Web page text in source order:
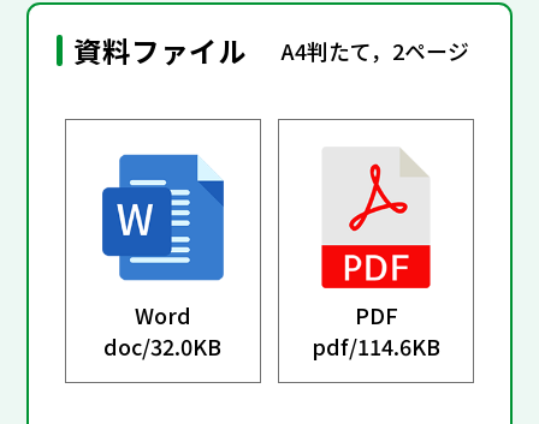
資料ファイル A4判たて，2ページ
Word
doc/32.0KB
PDF
pdf/114.6KB